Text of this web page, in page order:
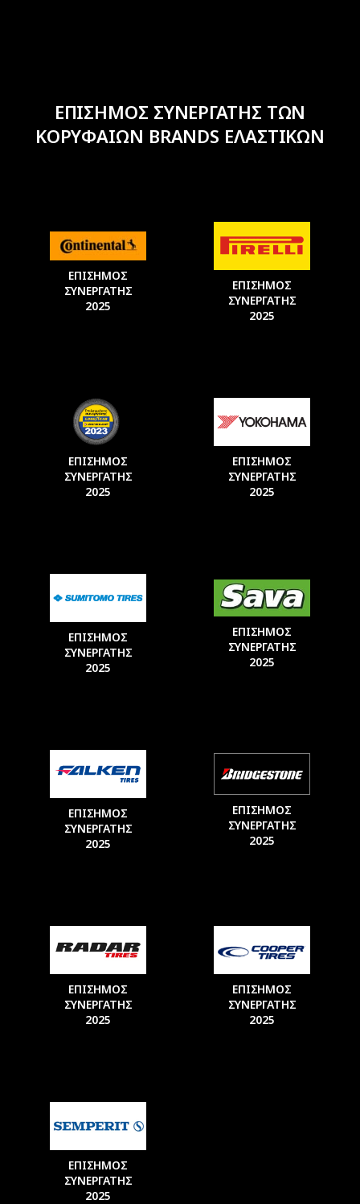
ΕΠΙΣΗΜΟΣ ΣΥΝΕΡΓΑΤΗΣ ΤΩΝ
ΚΟΡΥΦΑΙΩΝ BRANDS ΕΛΑΣΤΙΚΩΝ
ΕΠΙΣΗΜΟΣ
ΣΥΝΕΡΓΑΤΗΣ
2025
ΕΠΙΣΗΜΟΣ
ΣΥΝΕΡΓΑΤΗΣ
2025
ΕΠΙΣΗΜΟΣ
ΣΥΝΕΡΓΑΤΗΣ
2025
ΕΠΙΣΗΜΟΣ
ΣΥΝΕΡΓΑΤΗΣ
2025
ΕΠΙΣΗΜΟΣ
ΣΥΝΕΡΓΑΤΗΣ
2025
ΕΠΙΣΗΜΟΣ
ΣΥΝΕΡΓΑΤΗΣ
2025
ΕΠΙΣΗΜΟΣ
ΣΥΝΕΡΓΑΤΗΣ
2025
ΕΠΙΣΗΜΟΣ
ΣΥΝΕΡΓΑΤΗΣ
2025
ΕΠΙΣΗΜΟΣ
ΣΥΝΕΡΓΑΤΗΣ
2025
ΕΠΙΣΗΜΟΣ
ΣΥΝΕΡΓΑΤΗΣ
2025
ΕΠΙΣΗΜΟΣ
ΣΥΝΕΡΓΑΤΗΣ
2025